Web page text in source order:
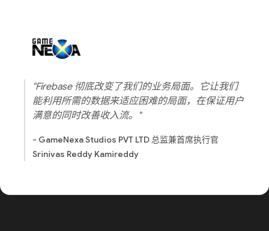
"Firebase 彻底改变了我们的业务局面。它让我们
能利用所需的数据来适应困难的局面，在保证用户
满意的同时改善收入流。"
- GameNexa Studios PVT LTD 总监兼首席执行官
Srinivas Reddy Kamireddy